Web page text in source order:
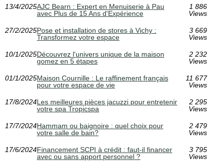
13/4/2025AJC Bearn : Expert en Menuiserie à Pau
avec Plus de 15 Ans d'Expérience
1 886
Views
27/2/2025Pose et installation de stores à Vichy :
Transformez votre espace
3 669
Views
10/1/2025Découvrez l'univers unique de la maison
gomez en 5 étapes
2 232
Views
01/1/2025Maison Cournille : Le raffinement français
pour votre espace de vie
11 677
Views
17/8/2024Les meilleures pièces jacuzzi pour entretenir
votre spa Tropicspa
2 295
Views
17/7/2024Hammam ou baignoire : quel choix pour
votre salle de bain?
2 479
Views
17/6/2024Financement SCPI à crédit : faut-il financer
avec ou sans apport personnel ?
3 795
Views